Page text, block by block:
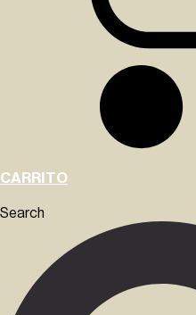
CARRITO
Search